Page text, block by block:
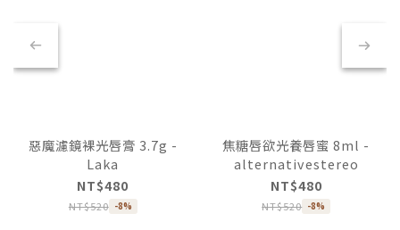
惡魔濾鏡裸光唇膏 3.7g -
Laka
NT$480
NT$520 -8%
焦糖唇欲光養唇蜜 8ml -
alternativestereo
NT$480
NT$520 -8%